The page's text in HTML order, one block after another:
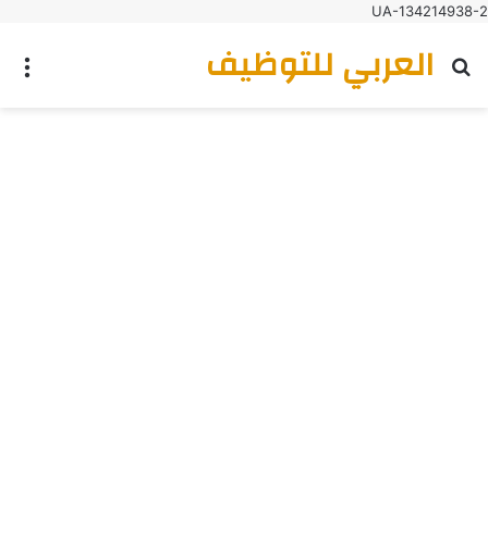
UA-134214938-2
العربي للتوظيف
بحث عن